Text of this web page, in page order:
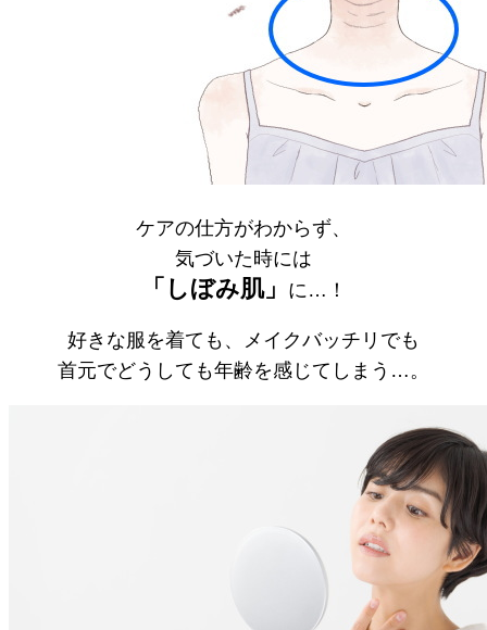
ケアの仕方がわからず、
気づいた時には
「しぼみ肌」 に…！
好きな服を着ても、メイクバッチリでも
首元でどうしても年齢を感じてしまう…。